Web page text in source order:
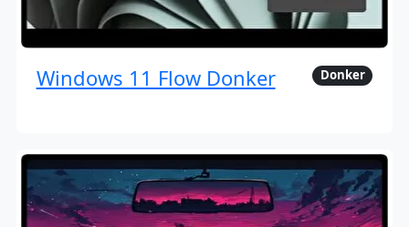
Windows 11 Flow Donker Donker